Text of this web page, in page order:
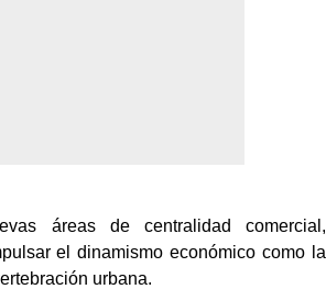
áreas de centralidad comercial,
el dinamismo económico como la
urbana.